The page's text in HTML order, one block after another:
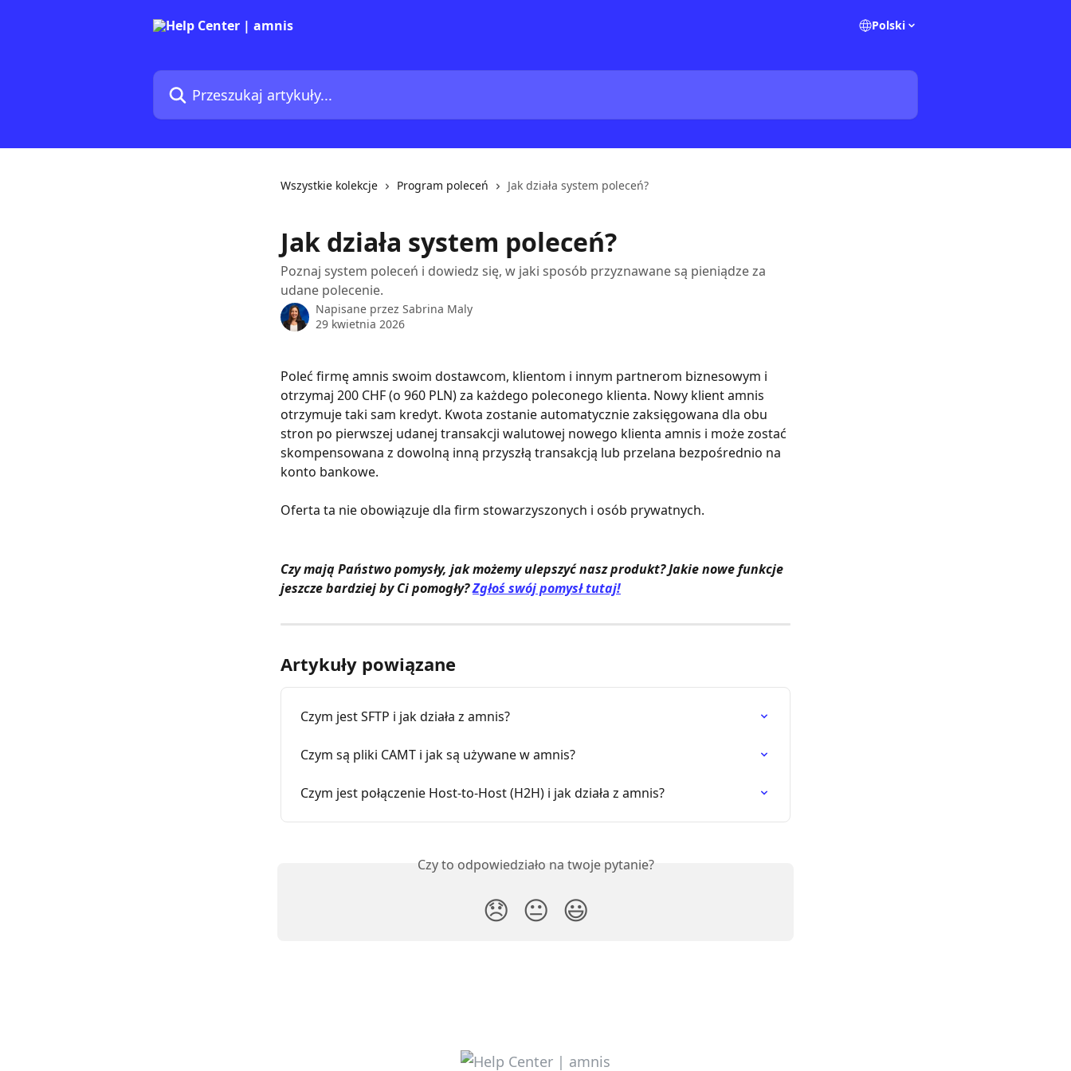
Polski
Przeszukaj artykuły...
Wszystkie kolekcje Program poleceń Jak działa system poleceń?
Jak działa system poleceń?
Poznaj system poleceń i dowiedz się, w jaki sposób przyznawane są pieniądze za
udane polecenie.
Napisane przez Sabrina Maly
29 kwietnia 2026
Poleć firmę amnis swoim dostawcom, klientom i innym partnerom biznesowym i
otrzymaj 200 CHF (o 960 PLN) za każdego poleconego klienta. Nowy klient amnis
otrzymuje taki sam kredyt. Kwota zostanie automatycznie zaksięgowana dla obu
stron po pierwszej udanej transakcji walutowej nowego klienta amnis i może zostać
skompensowana z dowolną inną przyszłą transakcją lub przelana bezpośrednio na
konto bankowe.
Oferta ta nie obowiązuje dla firm stowarzyszonych i osób prywatnych.
Czy mają Państwo pomysły, jak możemy ulepszyć nasz produkt? Jakie nowe funkcje
jeszcze bardziej by Ci pomogły? Zgłoś swój pomysł tutaj!
Artykuły powiązane
Czym jest SFTP i jak działa z amnis?
Czym są pliki CAMT i jak są używane w amnis?
Czym jest połączenie Host-to-Host (H2H) i jak działa z amnis?
Czy to odpowiedziało na twoje pytanie?
😞 😐 😃